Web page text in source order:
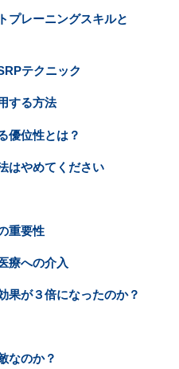
プレーニングスキルと
テクニック
する方法
優位性とは？
はやめてください
重要性
療への介入
果が３倍になったのか？
なのか？